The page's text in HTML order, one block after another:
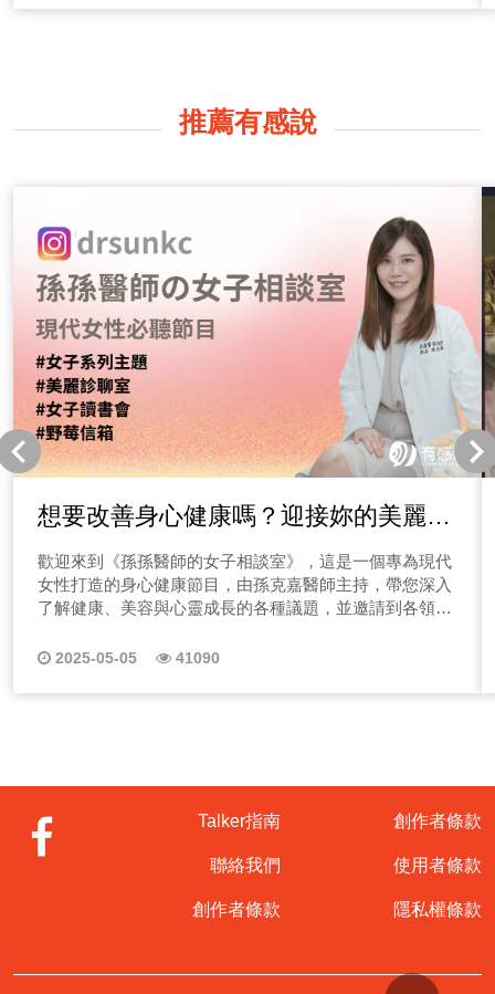
推薦有感說
想要改善身心健康嗎？迎接妳的美麗人
生，請聽孫克嘉醫師的女子相談室
歡迎來到《孫孫醫師的女子相談室》，這是一個專為現代
女性打造的身心健康節目，由孫克嘉醫師主持，帶您深入
了解健康、美容與心靈成長的各種議題，並邀請到各領域
活中做出更明智的健康選擇。 而原本孫孫醫師主持的節
箱」單元，在這個單元中會回答大家的來信，分享各種生
聽見，彼此鼓勵、共同成長。再次感謝大家的支持，也邀
請大家繼續收聽節目，期待在「女子相談室」與各位聽眾
朋友們再度相聚。 更多孫孫醫師的Podcast節目
2025-05-05 41090
Talker指南
聯絡我們
創作者條款
創作者條款
使用者條款
隱私權條款